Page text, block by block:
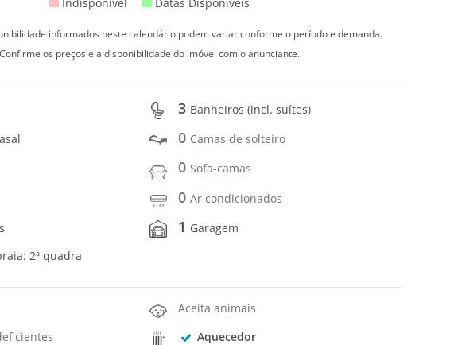
informados neste calendário podem variar conforme o período e demanda.
Confirme os preços e a disponibilidade do imóvel com o anunciante.
3 Banheiros (incl. suítes)
0 Camas de solteiro
0 Sofa-camas
0Ar condicionados
1 Garagem
2ª quadra
Aceita animais
Aquecedor